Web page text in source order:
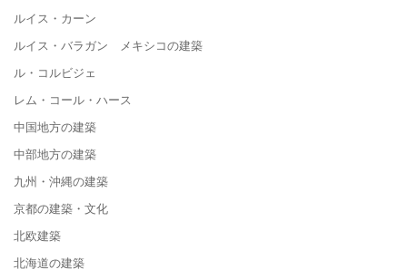
ルイス・カーン
ルイス・バラガン メキシコの建築
ル・コルビジェ
レム・コール・ハース
中国地方の建築
中部地方の建築
九州・沖縄の建築
京都の建築・文化
北欧建築
北海道の建築